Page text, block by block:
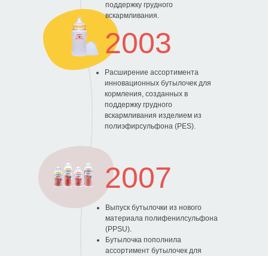
Выпуск бутылочки из нового
материала полифенилсульфона
(PPSU).
Бутылочка пополнила
ассортимент бутылочек для
2007
2003
Расширение ассортимента
инновационных бутылочек для
кормления, созданных в
поддержку грудного
вскармливания изделием из
полиэфирсульфона (PES).
поддержку грудного
вскармливания.